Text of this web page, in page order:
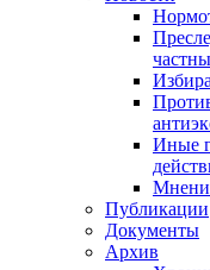
Иные
Публикации
Документы
Архив